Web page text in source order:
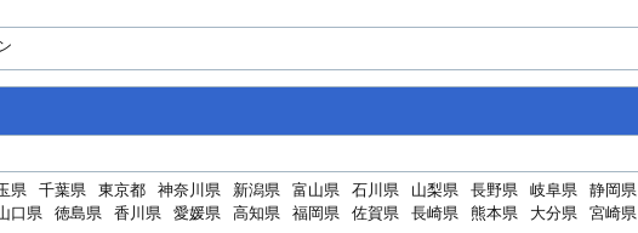
県 千葉県 東京都 神奈川県 新潟県 富山県 石川県 山梨県 長野県 岐阜県 静岡県
口県 徳島県 香川県 愛媛県 高知県 福岡県 佐賀県 長崎県 熊本県 大分県 宮崎県